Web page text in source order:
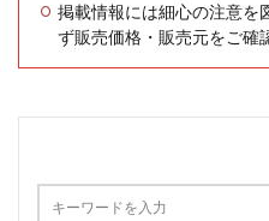
掲載情報には細心の注意を
ず販売価格・販売元をご確